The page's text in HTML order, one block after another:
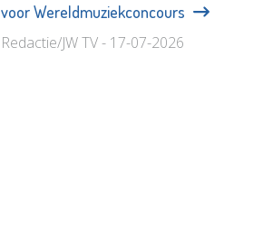
voor Wereldmuziekconcours
Redactie/JW TV - 17-07-2026